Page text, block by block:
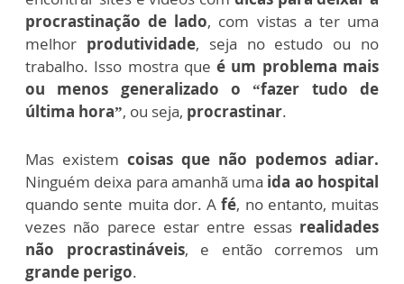
procrastinação de lado, com vistas a ter uma
melhor produtividade, seja no estudo ou no
trabalho. Isso mostra queé um problema mais
ou menos generalizado o “fazer tudo de
última hora”, ou seja, procrastinar.
Mas existem coisas que não podemos adiar.
Ninguém deixa para amanhã uma ida ao hospital
quando sente muita dor. Afé, no entanto, muitas
vezes não parece estar entre essas realidades
não procrastináveis, e então corremos um
grande perigo.